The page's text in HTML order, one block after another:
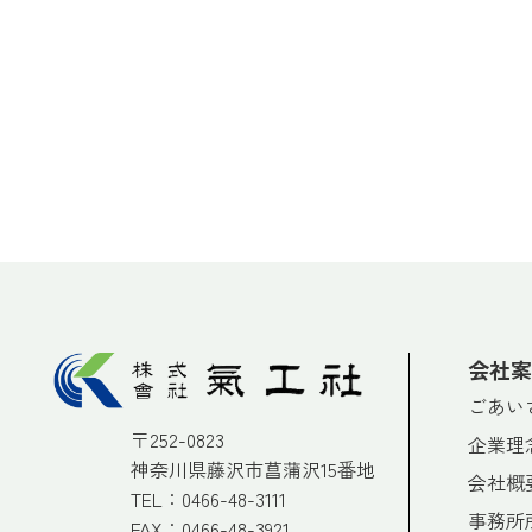
〒252-0823
神奈川県藤沢市菖蒲沢15番地
TEL： 0466-48-3111
会社
ごあい
企業理
会社概
事務所